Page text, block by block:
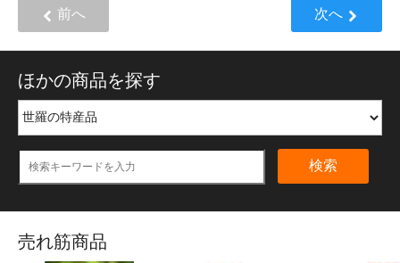
前へ 次へ
ほかの商品を探す
検索
売れ筋商品